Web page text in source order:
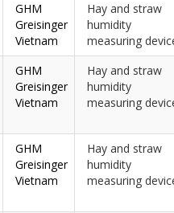
GHM
Greisinger
Vietnam
Hay and straw
humidity
measuring
GHM
Greisinger
Vietnam
Hay and straw
humidity
measuring
GHM
Greisinger
Vietnam
Hay and straw
humidity
measuring